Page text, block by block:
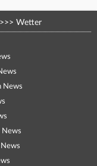
>>> Wetter
News
News